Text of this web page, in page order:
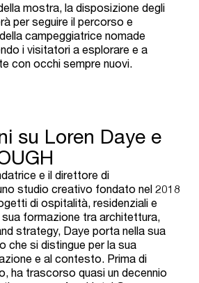
mostra, la disposizione degli
per seguire il percorso e
campeggiatrice nomade
i visitatori a esplorare e a
con occhi sempre nuovi.
su Loren Daye e
e il direttore di
studio creativo fondato nel 2018
di ospitalità, residenziali e
sua formazione tra architettura,
strategy, Daye porta nella sua
che si distingue per la sua
e al contesto. Prima di
ha trascorso quasi un decennio